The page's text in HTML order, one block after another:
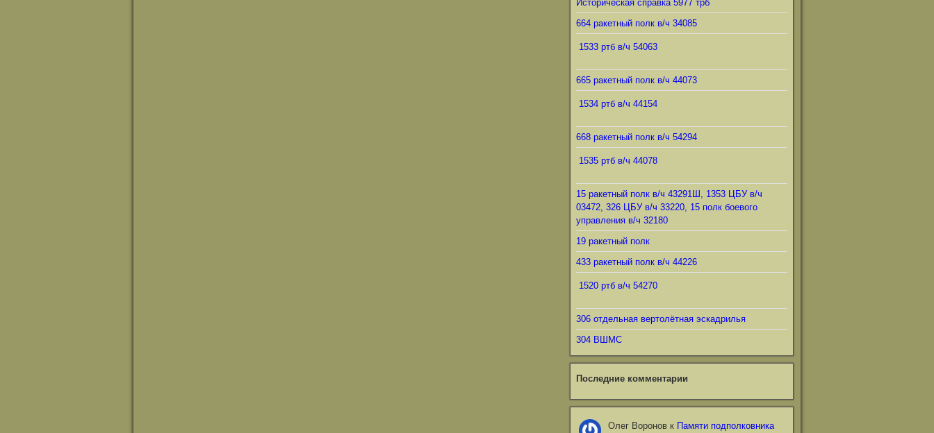
Историческая справка 5977 трб
664 ракетный полк в/ч 34085
1533 ртб в/ч 54063
665 ракетный полк в/ч 44073
1534 ртб в/ч 44154
668 ракетный полк в/ч 54294
1535 ртб в/ч 44078
15 ракетный полк в/ч 43291Ш, 1353 ЦБУ в/ч
03472, 326 ЦБУ в/ч 33220, 15 полк боевого
управления в/ч 32180
19 ракетный полк
433 ракетный полк в/ч 44226
1520 ртб в/ч 54270
306 отдельная вертолётная эскадрилья
304 ВШМС
Последние комментарии
Олег Вороновк Памяти подполковника